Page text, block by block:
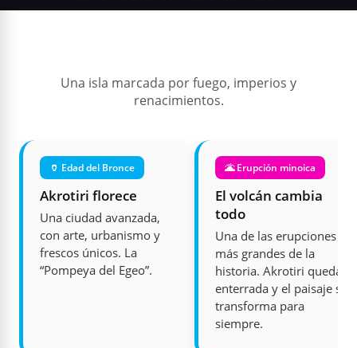
Una isla marcada por fuego, imperios y
renacimientos.
🏺 Edad del Bronce
Akrotiri florece
Una ciudad avanzada,
con arte, urbanismo y
frescos únicos. La
“Pompeya del Egeo”.
🌋 Erupción minoica
El volcán cambia
todo
Una de las erupciones
más grandes de la
historia. Akrotiri queda
enterrada y el paisaje se
transforma para
siempre.